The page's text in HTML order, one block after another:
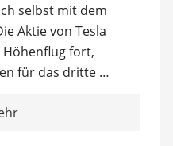
selbst mit dem
Aktie von Tesla
fort,
für das dritte …